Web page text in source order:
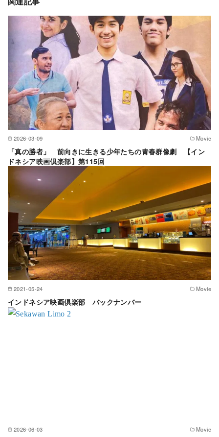
2026-03-09 Movie
「真の勝者」 前向きに生きる少年たちの青春群像劇 【イン
ドネシア映画倶楽部】第115回
2021-05-24 Movie
インドネシア映画倶楽部 バックナンバー
2026-06-03 Movie